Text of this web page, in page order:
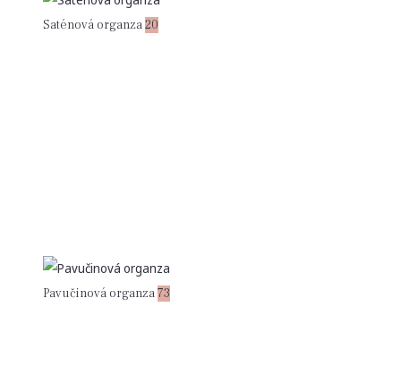
Saténová organza20
Pavučinová organza73